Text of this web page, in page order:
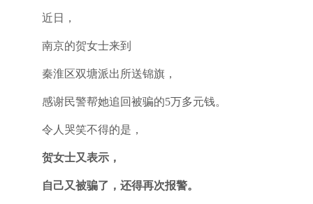
近日，
南京的贺女士来到
秦淮区双塘派出所送锦旗，
感谢民警帮她追回被骗的5万多元钱。
令人哭笑不得的是，
贺女士又表示，
自己又被骗了，还得再次报警。